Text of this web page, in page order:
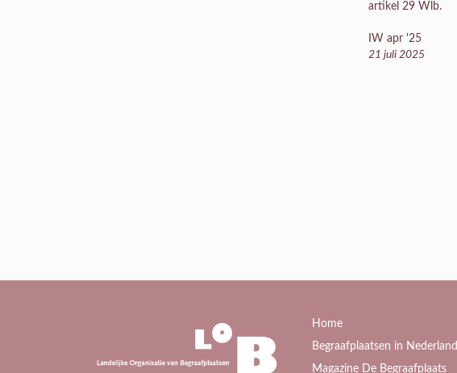
artikel 29 Wlb.
IW apr '25
21 juli 2025
Home
Begraafplaatsen in Nederland
Magazine De Begraafplaats